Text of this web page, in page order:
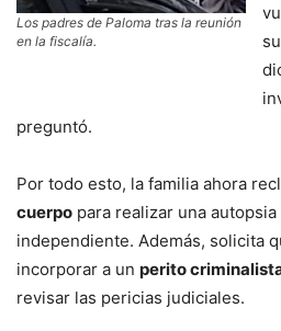
Los padres de Paloma tras la reunión
en la fiscalía.
preguntó.
Por todo esto, la familia ahora
cuerpo para realizar una
independiente. Además, solicita
incorporar a un perito
revisar las pericias judiciales.